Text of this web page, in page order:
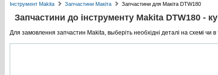
Інструмент Makita Запчастини Макіта Запчастини для Макіта DTW180
Запчастини до інструменту Makita DTW180 -
Для замовлення запчастин Makita, выберіть необхідні деталі на схемі чи в